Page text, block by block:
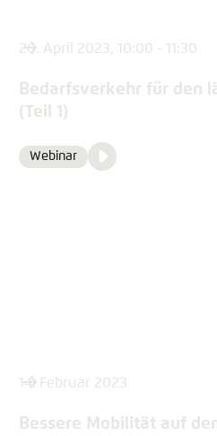
26. April 2023, 10:00 - 11:30
Bedarfsverkehr für den
(Teil 1)
Format
Webinar
Media
Video
14. Februar 2023
Bessere Mobilität auf